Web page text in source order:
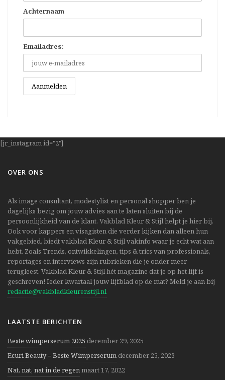
Achternaam
Emailadres:
[jr_instagram id="2"]
OVER ONS
Als image consultant, modestylist en personal shopper ben je
dagelijks bezig om jouw advies aan te laten sluiten bij de
persoonlijkheid van de klant. Vakblad Kleur & Stijl helpt je hier bij.
Ook voor kappers en visagisten die verder kijken dan alleen hun
vakgebied, biedt vakblad Kleur & Stijl vakinfo waar je echt wat aan
hebt. Zoals Trends, ontwikkelingen, tips & trics van professionals,
reportages en interviews zijn rubrieken die je onder meer
terugleest. Vakblad Kleur & Stijl hét magazine dat je op het lijf is
geschreven! Ieder kwartaal jouw lijfblad op de mat? Meld je aan bij
redactie@vakbladkleurenstijl.nl
LAATSTE BERICHTEN
Beste wimperserum 2025 december 29, 2025
Ecuri Beauty – Beste Wimperserum december 25, 2023
Nat, nat, nat in de regenmaart 17, 2022